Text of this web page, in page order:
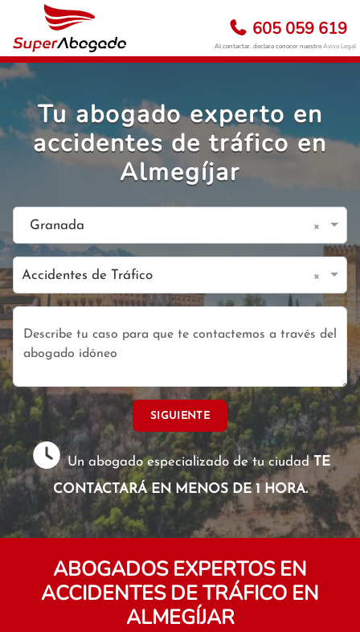
605 059 619
Al contactar, declara conocer nuestroAviso Legal
Tu abogado experto en
accidentes de tráfico en
Almegíjar
Granada ×
Accidentes de Tráfico ×
SIGUIENTE
Un abogado especializado de tu ciudadTE
CONTACTARÁ EN MENOS DE 1 HORA.
ABOGADOS EXPERTOS EN
ACCIDENTES DE TRÁFICO EN
ALMEGÍJAR